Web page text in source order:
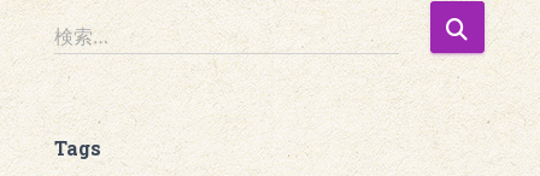
検
索
:
検索…
Tags